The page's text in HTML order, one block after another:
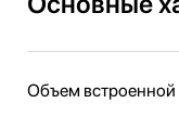
Объем встроенной